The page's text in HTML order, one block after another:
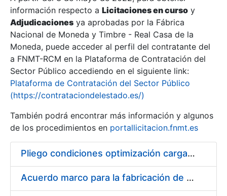
Erakutsi/Ezkutatu
Erakutsi/Ezkutatu
Erakutsi/Ezkutatu
Erakutsi/Ezkutatu
información respecto a Licitaciones en curso y
Adjudicaciones ya aprobadas por la Fábrica
Nacional de Moneda y Timbre - Real Casa de la
Moneda, puede acceder al perfil del contratante del
a FNMT-RCM en la Plataforma de Contratación del
Sector Público accediendo en el siguiente link:
Plataforma de Contratación del Sector Público
(https://contrataciondelestado.es/)
También podrá encontrar más información y algunos
de los procedimientos en portallicitacion.fnmt.es
Pliego condiciones optimización cargas compras firmado
Acuerdo marco para la fabricación de piezas